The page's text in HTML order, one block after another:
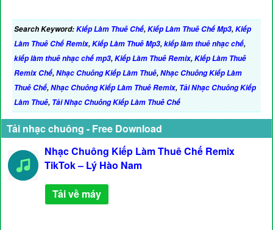
Search Keyword:Kiếp Làm Thuê Chế,Kiếp Làm Thuê Chế Mp3,Kiếp
Làm Thuê Chế Remix,Kiếp Làm Thuê Mp3,kiếp làm thuê nhạc chế,
kiếp làm thuê nhạc chế mp3,Kiếp Làm Thuê Remix,Kiếp Làm Thuê
Remix Chế,Nhạc Chuông Kiếp Làm Thuê,Nhạc Chuông Kiếp Làm
Thuê Chế,Nhạc Chuông Kiếp Làm Thuê Remix, Tải Nhạc Chuông Kiếp
Làm Thuê, Tải Nhạc Chuông Kiếp Làm Thuê Chế
Tải nhạc chuông - Free Download
Nhạc Chuông Kiếp Làm Thuê Chế Remix
TikTok – Lý Hào Nam
Tải về máy